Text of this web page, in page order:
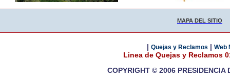
MAPA DEL SITIO
| Quejas y Reclamos | Web
Linea de Quejas y Reclamos
COPYRIGHT © 2006 PRESIDENCIA